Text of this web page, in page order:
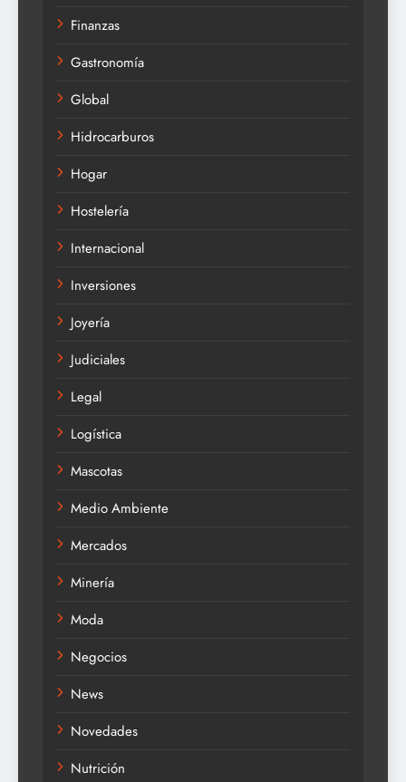
Finanzas
Gastronomía
Global
Hidrocarburos
Hogar
Hostelería
Internacional
Inversiones
Joyería
Judiciales
Legal
Logística
Mascotas
Medio Ambiente
Mercados
Minería
Moda
Negocios
News
Novedades
Nutrición